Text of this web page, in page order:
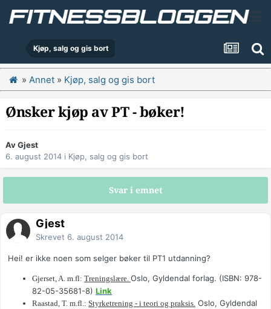
Kjøp, salg og gis bort
» Annet » Kjøp, salg og gis bort
Ønsker kjøp av PT - bøker!
Av Gjest
6. august 2014 i Kjøp, salg og gis bort
Svar i emnet
Gjest
Skrevet 6. august 2014
Hei! er ikke noen som selger bøker til PT1 utdanning?
Gjerset, A. m.fl: Treningslære. Oslo, Gyldendal forlag. (ISBN: 978-
82-05-35681-8) Link
Raastad, T. m.fl.: Styrketrening - i teori og praksis. Oslo, Gyldendal